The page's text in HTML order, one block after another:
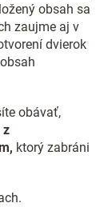
obsah sa
zaujme aj v
dvierok
obávať,
z
ktorý zabráni